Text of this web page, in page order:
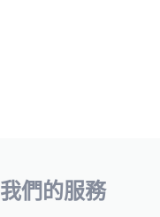
我們的服務